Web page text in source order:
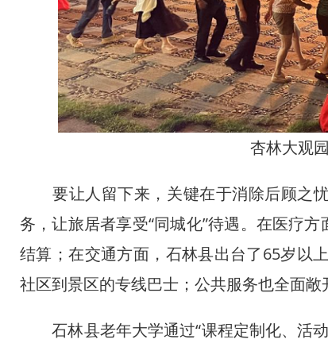
杏林大观
要让人留下来，关键在于消除后顾之忧
务，让旅居者享受“同城化”待遇。在医疗
结算；在交通方面，石林县出台了65岁以
社区到景区的专线巴士；公共服务也全面
石林县老年大学通过“课程定制化、活动